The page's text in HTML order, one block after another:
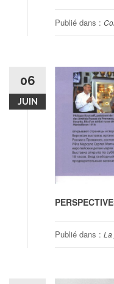
Publié dans :
06
JUIN
Publié dans : La